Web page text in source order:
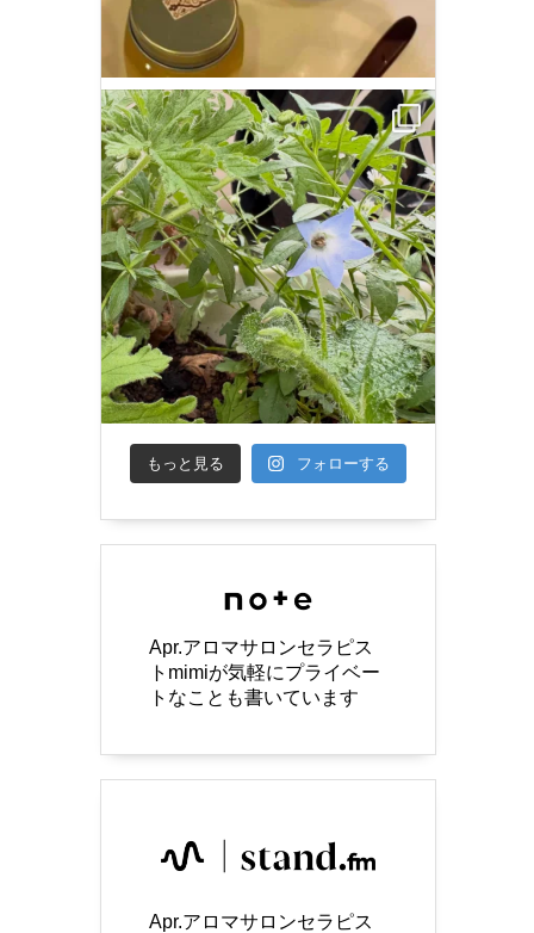
もっと見る フォローする
Apr.アロマサロンセラピス
トmimiが気軽にプライベー
トなことも書いています
Apr.アロマサロンセラピス